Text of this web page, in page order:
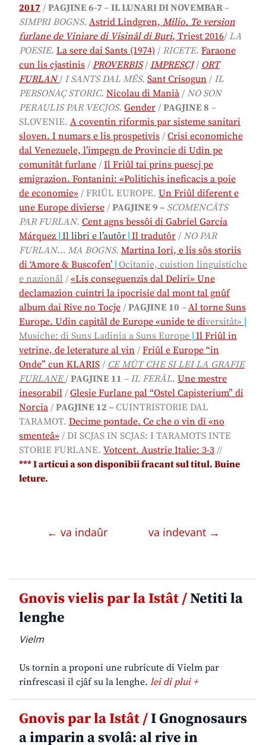
2017 / PAGJINE 6-7 – IL LUNARI DI NOVEMBAR–
SIMPRI BOGNS. Astrid Lindgren, Milio. Te version
furlane de Vinìare di Visinâl di Buri, Triest 2016/ LA
POESIE. La sere dai Sants (1974) / RICETE. Faraone
cun lis cjastinis / PROVERBIS/ IMPRESCJ/ ORT
FURLAN / I SANTS DAL MÊS. Sant Crisogun / IL
PERSONAÇ STORIC. Nicolau di Manià / NO SON
PERAULIS PAR VECJOS. Gender / PAGJINE 8 –
SLOVENIE. A coventin riformis par sisteme sanitari
sloven. I numars e lis prospetivis / Crisi economiche
dal Venezuele, l’impegn de Provincie di Udin pe
comunitât furlane / Il Friûl tai prins puescj pe
emigrazion. Fontanini: «Politichis ineficacis a poie
de economie» / FRIÛL EUROPE. Un Friûl diferent e
une Europe divierse / PAGJINE 9 – SCOMENCÂTS
PAR FURLAN. Cent agns bessôi di Gabriel García
Márquez | Il libri e l’autôr | Il tradutôr / NO PAR
FURLAN… MA BOGNS. Martina Iori, e lis sôs storiis
di ‘Amore & Buscofen’ | Ocitanie, cuistion linguistiche
e nazionâl / «Lis conseguenzis dal Deliri» Une
declamazion cuintri la ipocrisie dal mont tal gnûf
album dai Rive no Tocje / PAGJINE 10 – Al torne Suns
Europe. Udin capitâl de Europe «unide te diversitât» |
Musiche: di Suns Ladinia a Suns Europe | Il Friûl in
vetrine, de leterature al vin / Friûl e Europe “in
Onde” cun KLARIS / CE MÛT CHE SI LEI LA GRAFIE
FURLANE / PAGJINE 11 – IL FERÂL. Une mestre
inesorabil / Glesie Furlane pal “Ostel Capisterium” di
Norcia / PAGJINE 12 – CUINTRISTORIE DAL
TARAMOT. Decime pontade. Ce che o vin di «no
smenteâ» / DI SCJAS IN SCJAS: I TARAMOTS INTE
STORIE FURLANE. Votcent. Austrie Italie: 3-3 //
*** I articui a son disponibii fracant sul titul. Buine
leture.
← va indaûr va indevant →
Gnovis vielis par la Istât /Netiti la
lenghe
Vielm
Us tornin a proponi une rubricute di Vielm par
rinfrescasi il cjâf su la lenghe. lei di plui +
Gnovis par la Istât /I Gnognosaurs
a imparin a svolâ: al rive in